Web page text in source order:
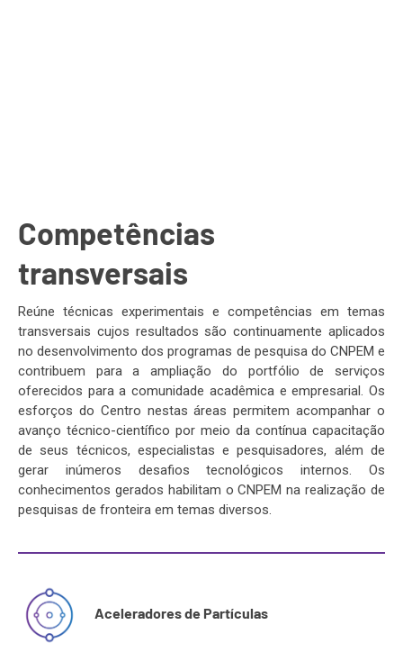
Competências
transversais
Reúne técnicas experimentais e competências em temas
transversais cujos resultados são continuamente aplicados
no desenvolvimento dos programas de pesquisa do CNPEM e
contribuem para a ampliação do portfólio de serviços
oferecidos para a comunidade acadêmica e empresarial. Os
esforços do Centro nestas áreas permitem acompanhar o
avanço técnico-científico por meio da contínua capacitação
de seus técnicos, especialistas e pesquisadores, além de
gerar inúmeros desafios tecnológicos internos. Os
conhecimentos gerados habilitam o CNPEM na realização de
pesquisas de fronteira em temas diversos.
Aceleradores de Partículas